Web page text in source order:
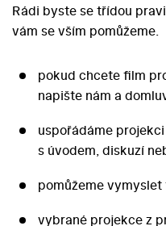
Rádi byste se třídou
vám se vším pomůžeme.
pokud chcete film
napište nám a
uspořádáme
s úvodem, diskuzí
pomůžeme
vybrané projekce z